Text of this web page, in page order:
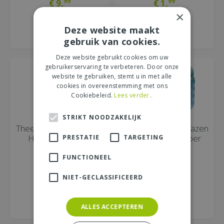
€ 9,
MEER INFORMATIE
€1 ,
MEER INFORMATIE
BESTEL DIRECT
Theelicht ijzer L 21 B 21
H 27.5cm naturel
49
MEER INFORMATIE
citronella kaars in glazen
pot 11.5x12cm, per
MEER INFORMATIE
×
Deze website maakt
gebruik van cookies.
Deze website gebruikt cookies om uw
gebruikerservaring te verbeteren. Door onze
website te gebruiken, stemt u in met alle
cookies in overeenstemming met ons
Cookiebeleid. Lees verder..
STRIKT NOODZAKELIJK
PRESTATIE TARGETING
FUNCTIONEEL
NIET-GECLASSIFICEERD
ALLES ACCEPTEREN